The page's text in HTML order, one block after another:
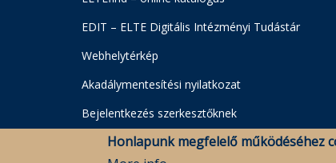
EDIT – ELTE Digitális Intézményi Tudástár
Webhelytérkép
Akadálymentesítési nyilatkozat
Bejelentkezés szerkesztőknek
Honlapunk megfelelő működéséhez